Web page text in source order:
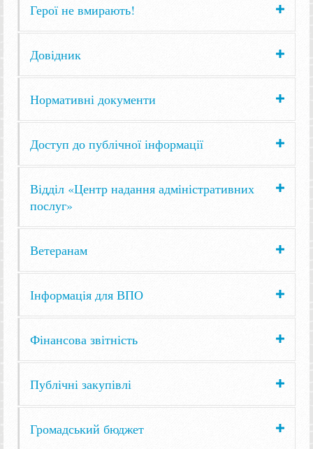
Герої не вмирають!
Довідник
Нормативні документи
Доступ до публічної інформації
Відділ «Центр надання адміністративних
послуг»
Ветеранам
Інформація для ВПО
Фінансова звітність
Публічні закупівлі
Громадський бюджет